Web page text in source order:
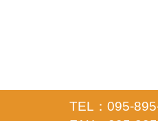
TEL：095-